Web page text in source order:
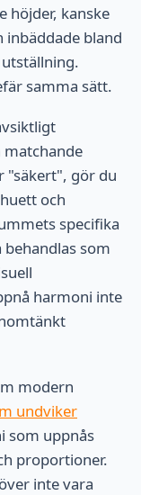
höjder, kanske
bland
samma sätt.
"säkert", gör du
och
specifika
som
harmoni inte
modern
undviker
som uppnås
proportioner.
inte vara